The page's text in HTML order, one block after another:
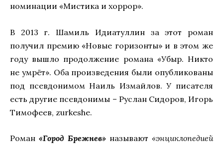
номинации «Мистика и хоррор».
В 2013 г. Шамиль Идиатуллин за этот роман
получил премию «Новые горизонты» и в этом же
году вышло продолжение романа «Убыр. Никто
не умрёт». Оба произведения были опубликованы
под псевдонимом Наиль Измайлов. У писателя
есть другие псевдонимы – Руслан Сидоров, Игорь
Тимофеев, zurkeshe.
Роман«Город Брежнев»называют «энциклопедией